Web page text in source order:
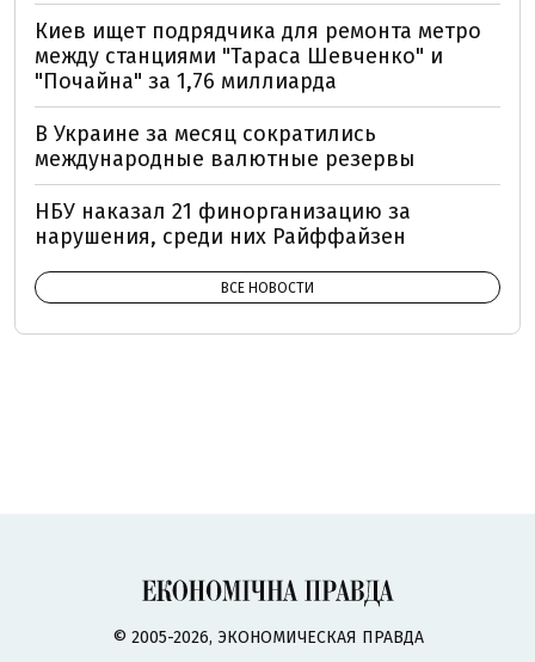
Киев ищет подрядчика для ремонта метро
между станциями "Тараса Шевченко" и
"Почайна" за 1,76 миллиарда
В Украине за месяц сократились
международные валютные резервы
НБУ наказал 21 финорганизацию за
нарушения, среди них Райффайзен
ВСЕ НОВОСТИ
© 2005-2026, ЭКОНОМИЧЕСКАЯ ПРАВДА